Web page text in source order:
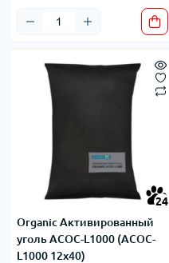
24
Organic Активированный
уголь ACOC-L1000 (ACOC-
L1000 12х40)